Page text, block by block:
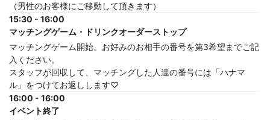
（男性のお客様にご移動して頂きます）
15:30 - 16:00
マッチングゲーム・ドリンクオーダーストップ
マッチングゲーム開始。お好みのお相手の番号を第3希望までご記
入ください。
スタッフが回収して、マッチングした人達の番号には「ハナマ
ル」をつけてお返しします♡
16:00 - 16:00
イベント終了